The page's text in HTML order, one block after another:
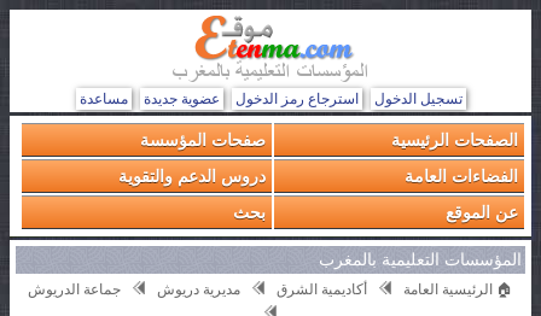
تسجيل الدخول استرجاع رمز الدخول عضوية جديدة مساعدة
الصفحات الرئيسية
صفحات المؤسسة
الفضاءات العامة
دروس الدعم والتقوية
عن الموقع
بحث
المؤسسات التعليمية بالمغرب
🏠 الرئيسية العامة أكاديمية الشرق مديرية دريوش جماعة الدريوش